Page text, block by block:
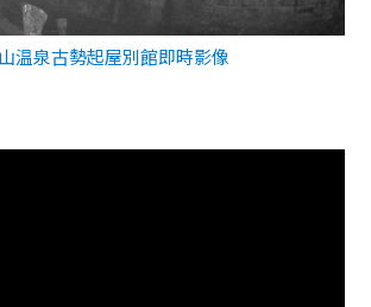
温泉古勢起屋別館即時影像